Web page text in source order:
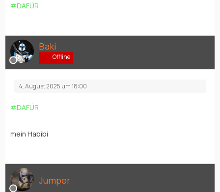
#DAFÜR
Baki
Offline
4. August 2025 um 18:00
#DAFÜR
mein Habibi
Jumper